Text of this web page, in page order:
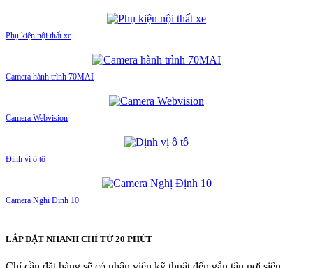
Phụ kiện nội thất xe
Camera hành trình 70MAI
Camera Webvision
Định vị ô tô
Camera Nghị Định 10
LẮP ĐẶT NHANH CHỈ TỪ 20 PHÚT